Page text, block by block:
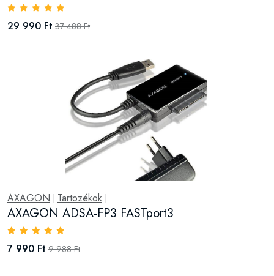
29 990 Ft 37 488 Ft
AXAGON Tartozékok
AXAGON ADSA-FP3 FASTport3
7 990 Ft 9 988 Ft